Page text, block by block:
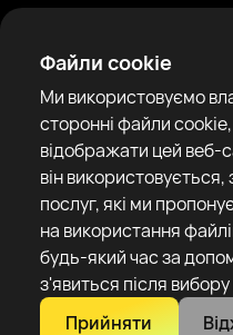
Файли cookie
Ми використовуємо
сторонні файли
відображати цей веб-
він
послуг, які ми
на використання
будь-який час за
з'явиться після
Прийняти
RTF United service limited
6 Burrows court, Liverpool, United
Рейтинги
Новини
Статті
Sparring Finder
Умови використання
Повідомлення про ризики
Правила спільноти